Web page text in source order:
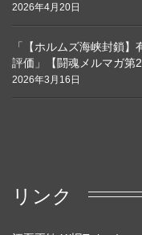
2026年4月20日
「【ホルムズ海峡封鎖
評価」【闘魂メルマガ第
2026年3月16日
リンク